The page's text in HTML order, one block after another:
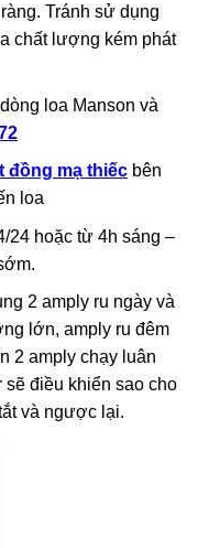
Tránh sử dụng
chất lượng kém phát
loa Manson và
đồng mạ thiếcbên
loa
24 hoặc từ 4h sáng –
2 amply ru ngày và
lớn, amply ru đêm
2 amply chạy luân
sẽ điều khiển sao cho
và ngược lại.